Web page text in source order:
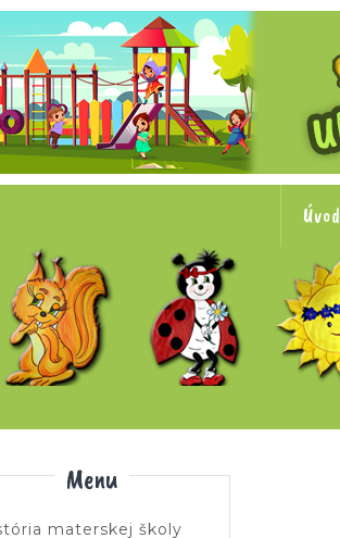
Úvod
Menu
materskej školy